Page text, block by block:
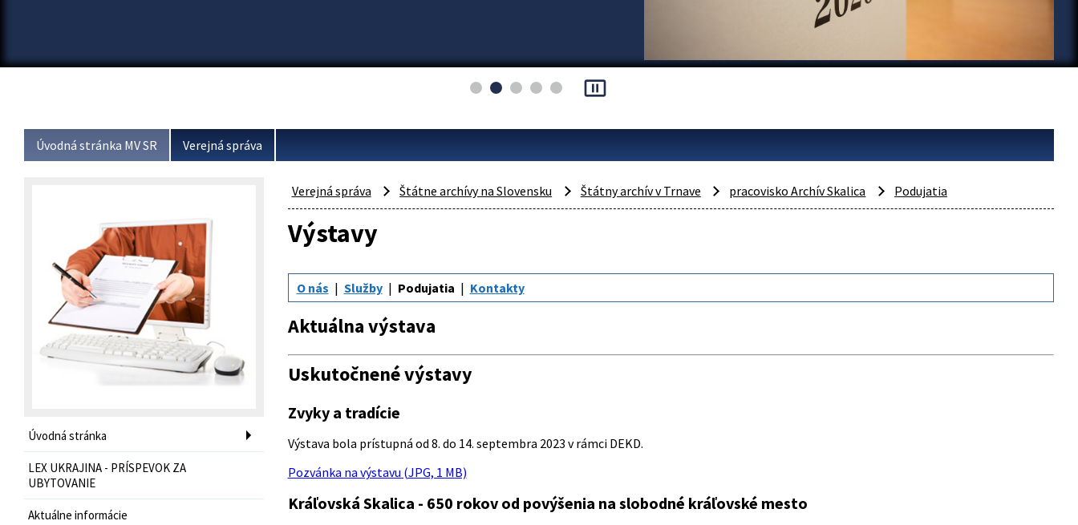
pause_presentation
Úvodná stránka MV SR Verejná správa
Úvodná stránka
LEX UKRAJINA - PRÍSPEVOK ZA
UBYTOVANIE
Aktuálne informácie
Verejná správa Štátne archívy na Slovensku Štátny archív v Trnave pracovisko Archív Skalica Podujatia
Výstavy
O nás Služby Podujatia Kontakty
Aktuálna výstava
Uskutočnené výstavy
Zvyky a tradície
Výstava bola prístupná od 8. do 14. septembra 2023 v rámci DEKD.
Pozvánka na výstavu (JPG, 1 MB)
Kráľovská Skalica - 650 rokov od povýšenia na slobodné kráľovské mesto